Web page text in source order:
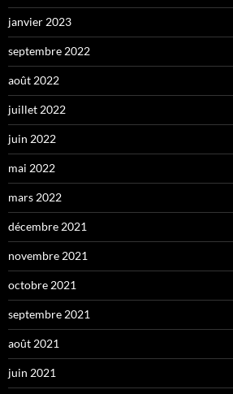
janvier 2023
septembre 2022
août 2022
juillet 2022
juin 2022
mai 2022
mars 2022
décembre 2021
novembre 2021
octobre 2021
septembre 2021
août 2021
juin 2021